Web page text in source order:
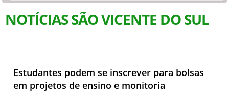
NOTÍCIAS SÃO VICENTE DO SUL
Estudantes podem se inscrever para bolsas
em projetos de ensino e monitoria